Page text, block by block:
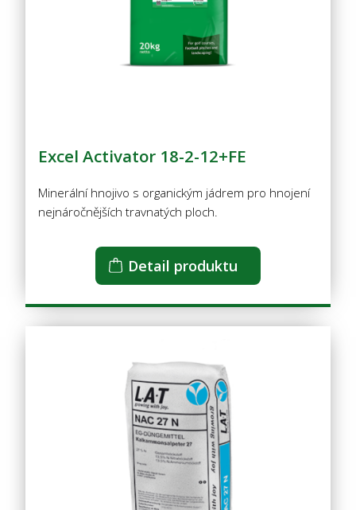
Excel Activator 18-2-12+FE
Minerální hnojivo s organickým jádrem pro hnojení
nejnáročnějších travnatých ploch.
Detail produktu